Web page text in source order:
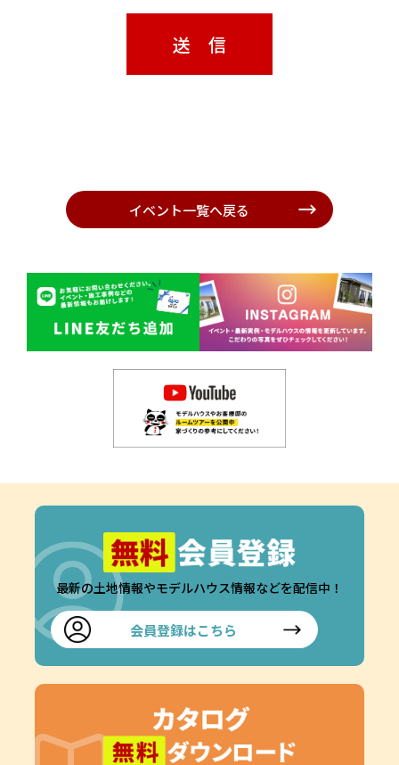
イベント一覧へ戻る
最新の土地情報やモデルハウス情報などを配信中！
会員登録はこちら